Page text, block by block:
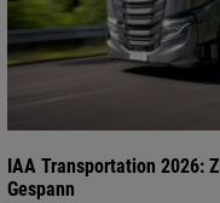
IAA Transportation 2026:
Gespann